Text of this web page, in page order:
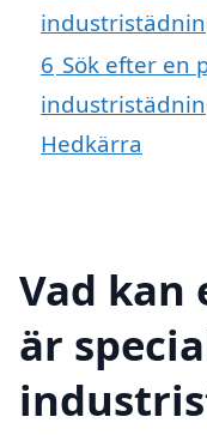
6 Sök efter en
Hedkärra
Vad kan
är